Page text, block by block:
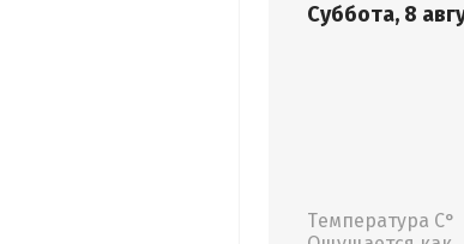
Суббота, 8
Температура С°